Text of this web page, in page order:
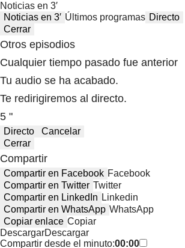
Noticias en 3′
Noticias en 3′ Últimos programas Directo
Cerrar
Otros episodios
Cualquier tiempo pasado fue anterior
Tu audio se ha acabado.
Te redirigiremos al directo.
5 "
Directo
Cancelar
Cerrar
Compartir
Compartir en Facebook Facebook
Compartir en Twitter Twitter
Compartir en LinkedIn Linkedin
Compartir en WhatsApp WhatsApp
Copiar enlace Copiar
DescargarDescargar
Compartir desde el minuto:00:00